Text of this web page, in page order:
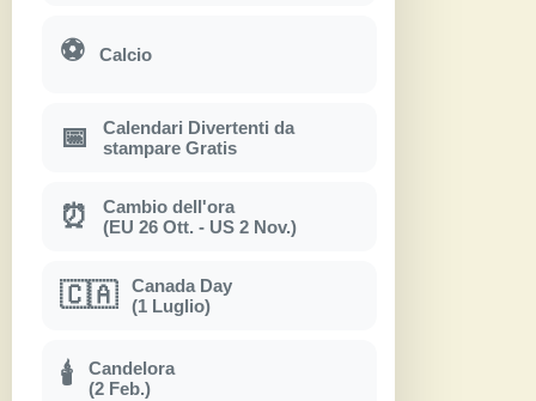
⚽ Calcio
📅
Calendari Divertenti da
stampare Gratis
⏰
Cambio dell'ora
(EU 26 Ott. - US 2 Nov.)
🇨🇦
Canada Day
(1 Luglio)
🕯
Candelora
(2 Feb.)